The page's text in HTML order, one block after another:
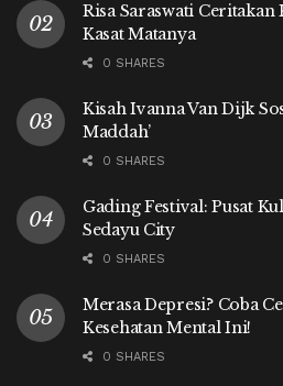
Risa Saraswati Ceritakan
Kasat Matanya
0 SHARES
Kisah Ivanna Van Dijk
Maddah’
0 SHARES
Gading Festival: Pusat
Sedayu City
0 SHARES
Merasa Depresi? Coba
Kesehatan Mental Ini!
0 SHARES